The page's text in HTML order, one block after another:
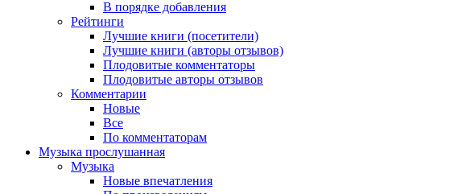
В порядке добавления
Рейтинги
Лучшие книги (посетители)
Лучшие книги (авторы отзывов)
Плодовитые комментаторы
Плодовитые авторы отзывов
Комментарии
Новые
Все
По комментаторам
Музыка прослушанная
Музыка
Новые впечатления